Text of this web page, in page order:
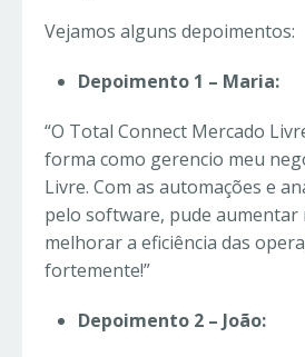
Vejamos alguns depoimentos:
Depoimento 1 – Maria:
“O Total Connect Mercado
forma como gerencio meu
Livre. Com as automações e
pelo software, pude aumentar
melhorar a eficiência das
fortemente!”
Depoimento 2 – João: